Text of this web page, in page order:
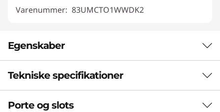
Varenummer: 83UMCTO1WWDK2
Egenskaber
SLANK, LET OG BYGGET TIL AT TAGE MED
Bærbar strøm, der
Tekniske specifikationer
Ydeevne
Porte og slots